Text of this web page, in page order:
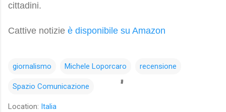
cittadini.
Cattive notizie è disponibile su Amazon
giornalismo Michele Loporcaro recensione
Spazio Comunicazione
Location: Italia